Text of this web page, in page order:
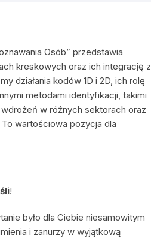
Osób” przedstawia
kreskowych oraz ich integrację z
działania kodów 1D i 2D, ich rolę
metodami identyfikacji, takimi
w różnych sektorach oraz
wartościowa pozycja dla
!
było dla Ciebie niesamowitym
i zanurzy w wyjątkową